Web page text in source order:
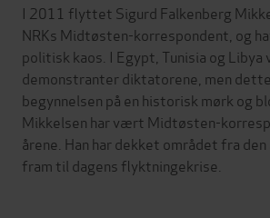
I 2011 flyttet Sigurd Falkenberg
NRKs Midtøsten-korrespondent, og
politisk kaos. I Egypt, Tunisia og
demonstranter diktatorene, men
begynnelsen på en historisk mørk og
Mikkelsen har vært Midtøsten-
årene. Han har dekket området fra